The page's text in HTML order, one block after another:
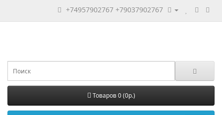
+74957902767 +79037902767
Товаров 0 (0р.)